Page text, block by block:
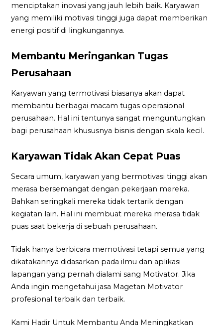
menciptakan inovasi yang jauh lebih baik. Karyawan
yang memiliki motivasi tinggi juga dapat memberikan
energi positif di lingkungannya.
Membantu Meringankan Tugas
Perusahaan
Karyawan yang termotivasi biasanya akan dapat
membantu berbagai macam tugas operasional
perusahaan. Hal ini tentunya sangat menguntungkan
bagi perusahaan khususnya bisnis dengan skala kecil.
Karyawan Tidak Akan Cepat Puas
Secara umum, karyawan yang bermotivasi tinggi akan
merasa bersemangat dengan pekerjaan mereka.
Bahkan seringkali mereka tidak tertarik dengan
kegiatan lain. Hal ini membuat mereka merasa tidak
puas saat bekerja di sebuah perusahaan.
Tidak hanya berbicara memotivasi tetapi semua yang
dikatakannya didasarkan pada ilmu dan aplikasi
lapangan yang pernah dialami sang Motivator. Jika
Anda ingin mengetahui jasa Magetan Motivator
profesional terbaik dan terbaik.
Kami Hadir Untuk Membantu Anda Meningkatkan